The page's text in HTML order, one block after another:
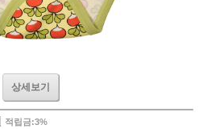
상세보기
적립금:3%